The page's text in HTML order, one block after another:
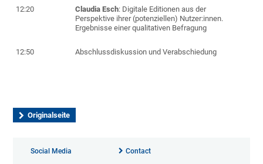
12:20 Claudia Esch: Digitale Editionen aus der
Perspektive ihrer (potenziellen) Nutzer:innen.
Ergebnisse einer qualitativen Befragung
12:50 Abschlussdiskussion und Verabschiedung
Originalseite
Social Media Contact